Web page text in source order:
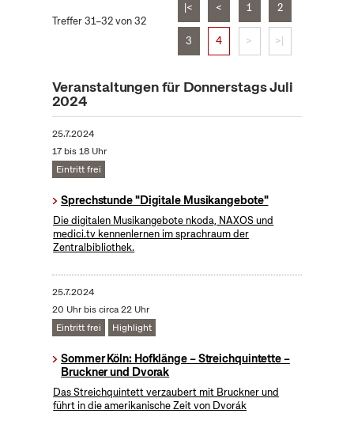
Treffer 31–32 von 32
|< < 1 2
3 4 > >|
Veranstaltungen für Donnerstags Juli
2024
25.7.2024
17 bis 18 Uhr
Eintritt frei
Sprechstunde "Digitale Musikangebote"
Die digitalen Musikangebote nkoda, NAXOS und
medici.tv kennenlernen im sprachraum der
Zentralbibliothek.
25.7.2024
20 Uhr bis circa 22 Uhr
Eintritt frei
Highlight
Sommer Köln: Hofklänge – Streichquintette –
Bruckner und Dvorak
Das Streichquintett verzaubert mit Bruckner und
führt in die amerikanische Zeit von Dvorák